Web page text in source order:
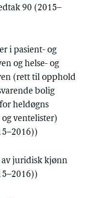
90 (2015–
i pasient- og
og helse- og
(rett til opphold
bolig
heldøgns
ventelister)
av juridisk kjønn